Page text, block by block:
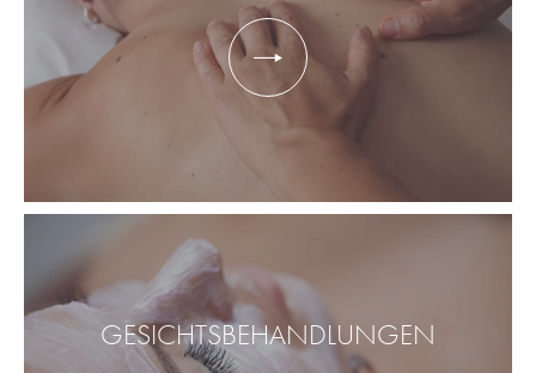
GESICHTSBEHANDLUNGEN